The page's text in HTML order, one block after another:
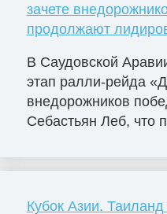
зачете
продолжают
В Саудовской
этап ралли-рейда
внедорожников
Себастьян Леб, что
Кубок Азии.